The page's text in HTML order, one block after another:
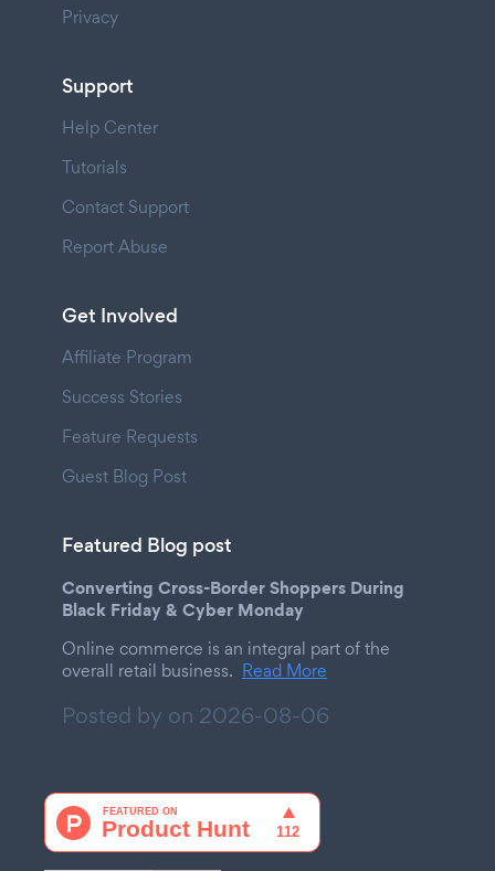
Privacy
Support
Help Center
Tutorials
Contact Support
Report Abuse
Get Involved
Affiliate Program
Success Stories
Feature Requests
Guest Blog Post
Featured Blog post
Converting Cross-Border Shoppers During
Black Friday & Cyber Monday
Online commerce is an integral part of the
overall retail business. Read More
Posted by on 2026-08-06